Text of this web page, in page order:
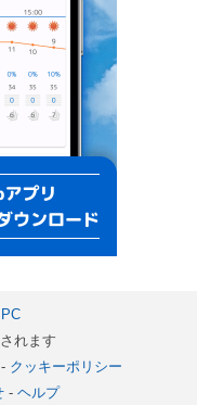
PC
れます
- クッキーポリシー
- ヘルプ